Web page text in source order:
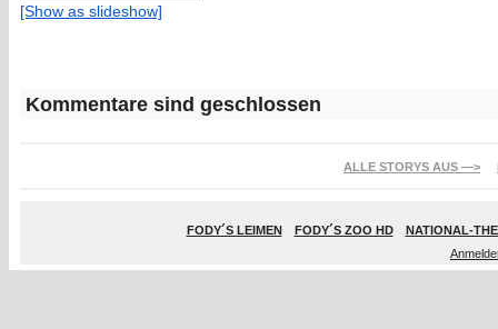
[Show as slideshow]
Kommentare sind geschlossen
ALLE STORYS AUS —>
FODY´S LEIMEN FODY´S ZOO HD
NATIONAL-